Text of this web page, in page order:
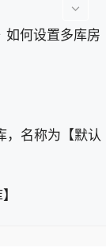
如何设置多库房
，名称为【默认